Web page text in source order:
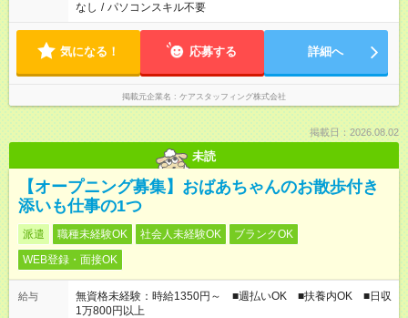
なし / パソコンスキル不要
気になる！ 応募する 詳細へ
掲載元企業名 ケアスタッフィング株式会社
掲載日：2026.08.02
未読
【オープニング募集】おばあちゃんのお散歩付き
添いも仕事の1つ
派遣 職種未経験OK 社会人未経験OK
ブランクOK
WEB登録・面接OK
給与
無資格未経験：時給1350円～ ■週払いOK ■扶養内OK ■日収
1万800円以上